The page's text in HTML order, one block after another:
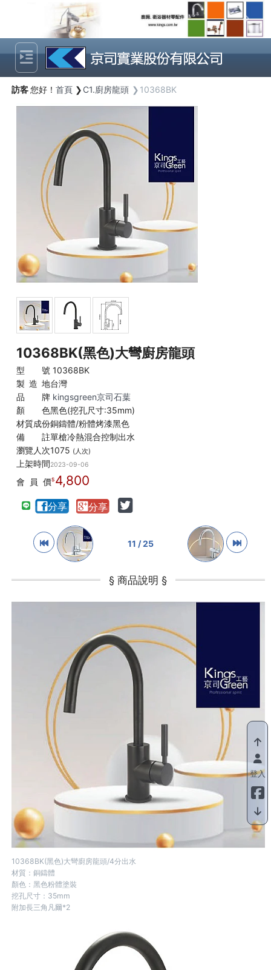
Previous Next
訪客您好！ 首頁 C1.廚房龍頭 10368BK
10368BK(黑色)大彎廚房龍頭
型 號 10368BK
製 造 地台灣
品 牌 kingsgreen京司石葉
顏 色黑色(挖孔尺寸:35mm)
材質成份銅鑄體/粉體烤漆黑色
備 註單槍冷熱混合控制出水
瀏覽人次1075 (人次)
上架時間2023-09-06
會 員 價 4,800
11 / 25
10368BK(黑色)大彎廚房龍頭/4分出水
材質：銅鑄體
顏色：黑色粉體塗裝
挖孔尺寸：35mm
附加長三角凡爾*2
登入